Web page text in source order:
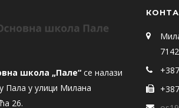
школа „Пале“ се налази
Пала у улици Милана
26.